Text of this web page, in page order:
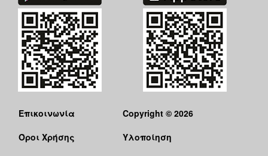
Επικοινωνία
Όροι Χρήσης
Copyright © 2026
Υλοποίηση